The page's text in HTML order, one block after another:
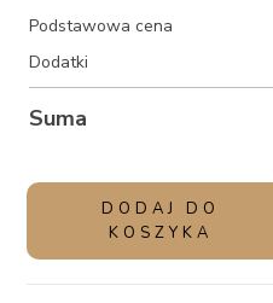
Podstawowa cena
Dodatki
Suma
ilość
na
DODAJ DO
KOSZYKA